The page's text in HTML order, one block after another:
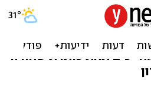
כמורסה מבעבעת. שוב
תחת כותרת שחורה